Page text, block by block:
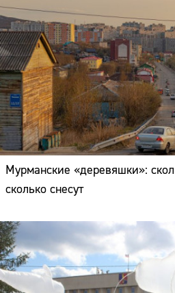
Мурманские «деревяшки»:
сколько снесут